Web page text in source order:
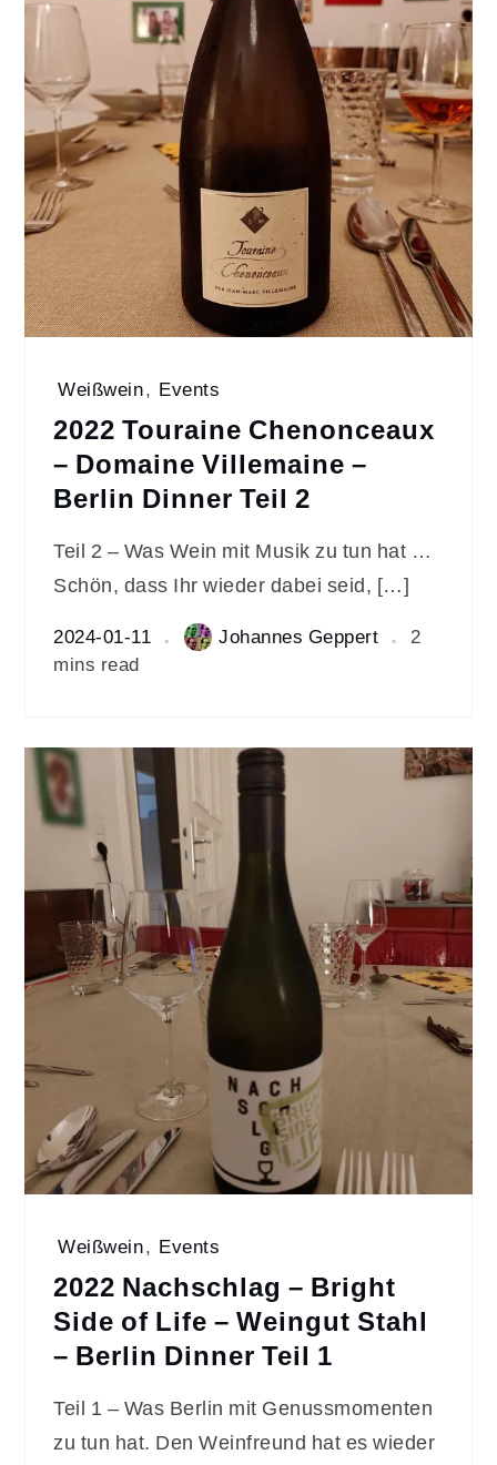
Weißwein, Events
2022 Touraine Chenonceaux
– Domaine Villemaine –
Berlin Dinner Teil 2
Teil 2 – Was Wein mit Musik zu tun hat …
Schön, dass Ihr wieder dabei seid, […]
2024-01-11 Johannes Geppert
2
mins read
Weißwein, Events
2022 Nachschlag – Bright
Side of Life – Weingut Stahl
– Berlin Dinner Teil 1
Teil 1 – Was Berlin mit Genussmomenten
zu tun hat. Den Weinfreund hat es wieder